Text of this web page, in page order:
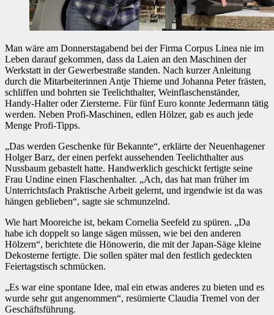
Man wäre am Donnerstagabend bei der Firma Corpus Linea nie im
Leben darauf gekommen, dass da Laien an den Maschinen der
Werkstatt in der Gewerbestraße standen. Nach kurzer Anleitung
durch die Mitarbeiterinnen Antje Thieme und Johanna Peter frästen,
schliffen und bohrten sie Teelichthalter, Weinflaschenständer,
Handy-Halter oder Ziersterne. Für fünf Euro konnte Jedermann tätig
werden. Neben Profi-Maschinen, edlen Hölzer, gab es auch jede
Menge Profi-Tipps.
„Das werden Geschenke für Bekannte“, erklärte der Neuenhagener
Holger Barz, der einen perfekt aussehenden Teelichthalter aus
Nussbaum gebastelt hatte. Handwerklich geschickt fertigte seine
Frau Undine einen Flaschenhalter. „Ach, das hat man früher im
Unterrichtsfach Praktische Arbeit gelernt, und irgendwie ist da was
hängen geblieben“, sagte sie schmunzelnd.
Wie hart Mooreiche ist, bekam Cornelia Seefeld zu spüren. „Da
habe ich doppelt so lange sägen müssen, wie bei den anderen
Hölzern“, berichtete die Hönowerin, die mit der Japan-Säge kleine
Dekosterne fertigte. Die sollen später mal den festlich gedeckten
Feiertagstisch schmücken.
„Es war eine spontane Idee, mal ein etwas anderes zu bieten und es
wurde sehr gut angenommen“, resümierte Claudia Tremel von der
Geschäftsführung.